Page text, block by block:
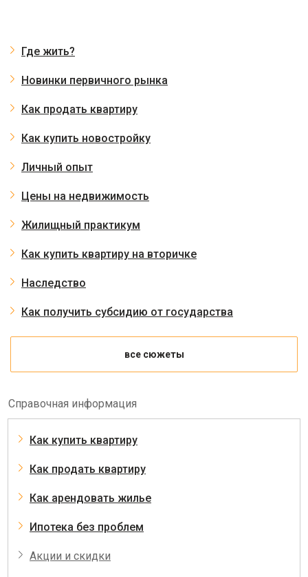
Где жить?
Новинки первичного рынка
Как продать квартиру
Как купить новостройку
Личный опыт
Цены на недвижимость
Жилищный практикум
Как купить квартиру на вторичке
Наследство
Как получить субсидию от государства
все сюжеты
Справочная информация
Как купить квартиру
Как продать квартиру
Как арендовать жилье
Ипотека без проблем
Акции и скидки